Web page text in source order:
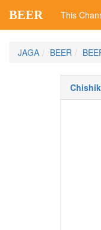
BEER This
JAGA BEER